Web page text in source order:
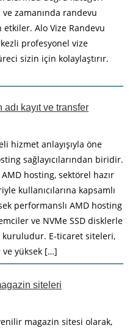
ve zamanında randevu
etkiler. Alo Vize Randevu
profesyonel vize
sizin için kolaylaştırır.
kayıt ve transfer
hizmet anlayışıyla öne
sağlayıcılarından biridir.
hosting, sektörel hazır
kullanıcılarına kapsamlı
performanslı AMD hosting
ve NVMe SSD disklerle
kuruludur. E-ticaret siteleri,
yüksek […]
siteleri
magazin sitesi olarak,